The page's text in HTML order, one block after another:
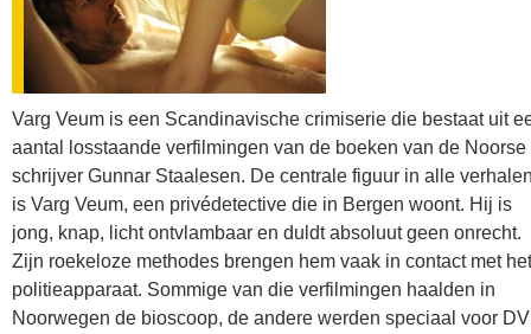
Varg Veum is een Scandinavische crimiserie die bestaat uit
aantal losstaande verfilmingen van de boeken van de Noorse
schrijver Gunnar Staalesen. De centrale figuur in alle
is Varg Veum, een privédetective die in Bergen woont. Hij is
jong, knap, licht ontvlambaar en duldt absoluut geen onrecht.
Zijn roekeloze methodes brengen hem vaak in contact met het
politieapparaat. Sommige van die verfilmingen haalden in
Noorwegen de bioscoop, de andere werden speciaal voor